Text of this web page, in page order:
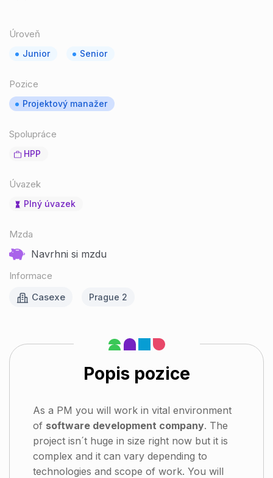
Úroveň
Junior Senior
Pozice
Projektový manažer
Spolupráce
HPP
Úvazek
Plný úvazek
Mzda
Navrhni si mzdu
Informace
Casexe
Prague 2
Popis pozice
As a PM you will work in vital environment
of software development company. The
project isn´t huge in size right now but it is
complex and it can vary depending to
technologies and scope of work. You will